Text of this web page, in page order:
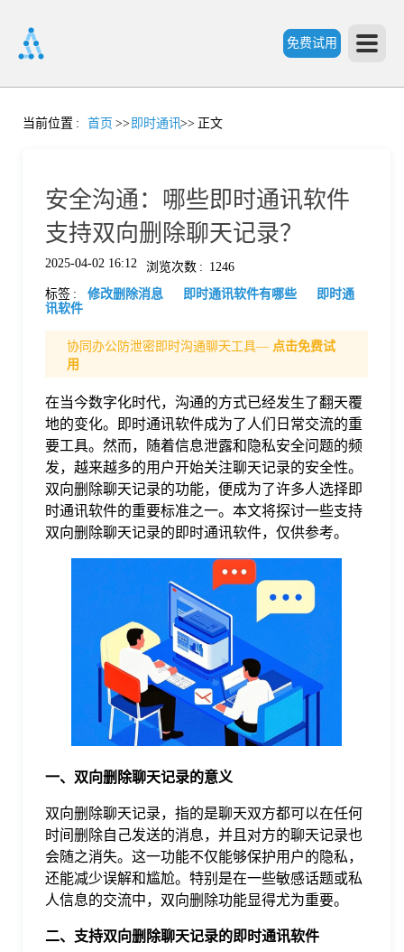
免费试用
首
格
当前位置 : 首页 >> 即时通讯>> 正文
安全沟通：哪些即时通讯软件
支持双向删除聊天记录？
2025-04-02 16:12 浏览次数 : 1246
标签 : 修改删除消息 即时通讯软件有哪些
即时通
讯软件
协同办公防泄密即时沟通聊天工具— 点击免费试
用
在当今数字化时代，沟通的方式已经发生了翻天覆
地的变化。即时通讯软件成为了人们日常交流的重
要工具。然而，随着信息泄露和隐私安全问题的频
发，越来越多的用户开始关注聊天记录的安全性。
双向删除聊天记录的功能，便成为了许多人选择即
时通讯软件的重要标准之一。本文将探讨一些支持
双向删除聊天记录的即时通讯软件，仅供参考。
一、双向删除聊天记录的意义
双向删除聊天记录，指的是聊天双方都可以在任何
时间删除自己发送的消息，并且对方的聊天记录也
会随之消失。这一功能不仅能够保护用户的隐私，
还能减少误解和尴尬。特别是在一些敏感话题或私
人信息的交流中，双向删除功能显得尤为重要。
二、支持双向删除聊天记录的即时通讯软件